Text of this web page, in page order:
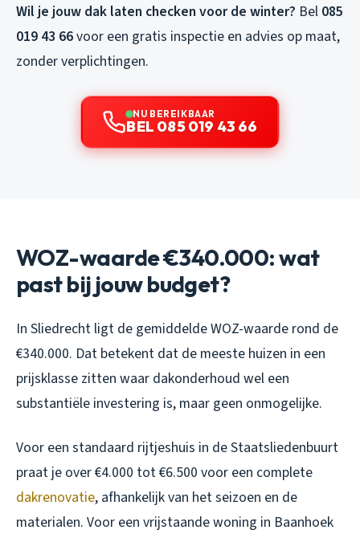
Wil je jouw dak laten checken voor de winter? Bel 085
019 43 66voor een gratis inspectie en advies op maat,
zonder verplichtingen.
NU BEREIKBAAR
BEL 085 019 43 66
WOZ-waarde €340.000: wat
past bij jouw budget?
In Sliedrecht ligt de gemiddelde WOZ-waarde rond de
€340.000. Dat betekent dat de meeste huizen in een
prijsklasse zitten waar dakonderhoud wel een
substantiële investering is, maar geen onmogelijke.
Voor een standaard rijtjeshuis in de Staatsliedenbuurt
praat je over €4.000 tot €6.500 voor een complete
dakrenovatie, afhankelijk van het seizoen en de
materialen. Voor een vrijstaande woning in Baanhoek